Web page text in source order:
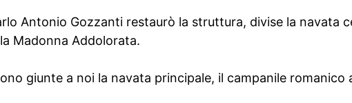
Antonio Gozzanti restaurò la struttura, divise la navata
Madonna Addolorata.
giunte a noi la navata principale, il campanile romanico